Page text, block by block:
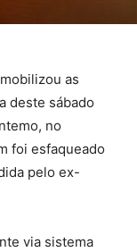
as
deste sábado
no
foi esfaqueado
pelo ex-
via sistema